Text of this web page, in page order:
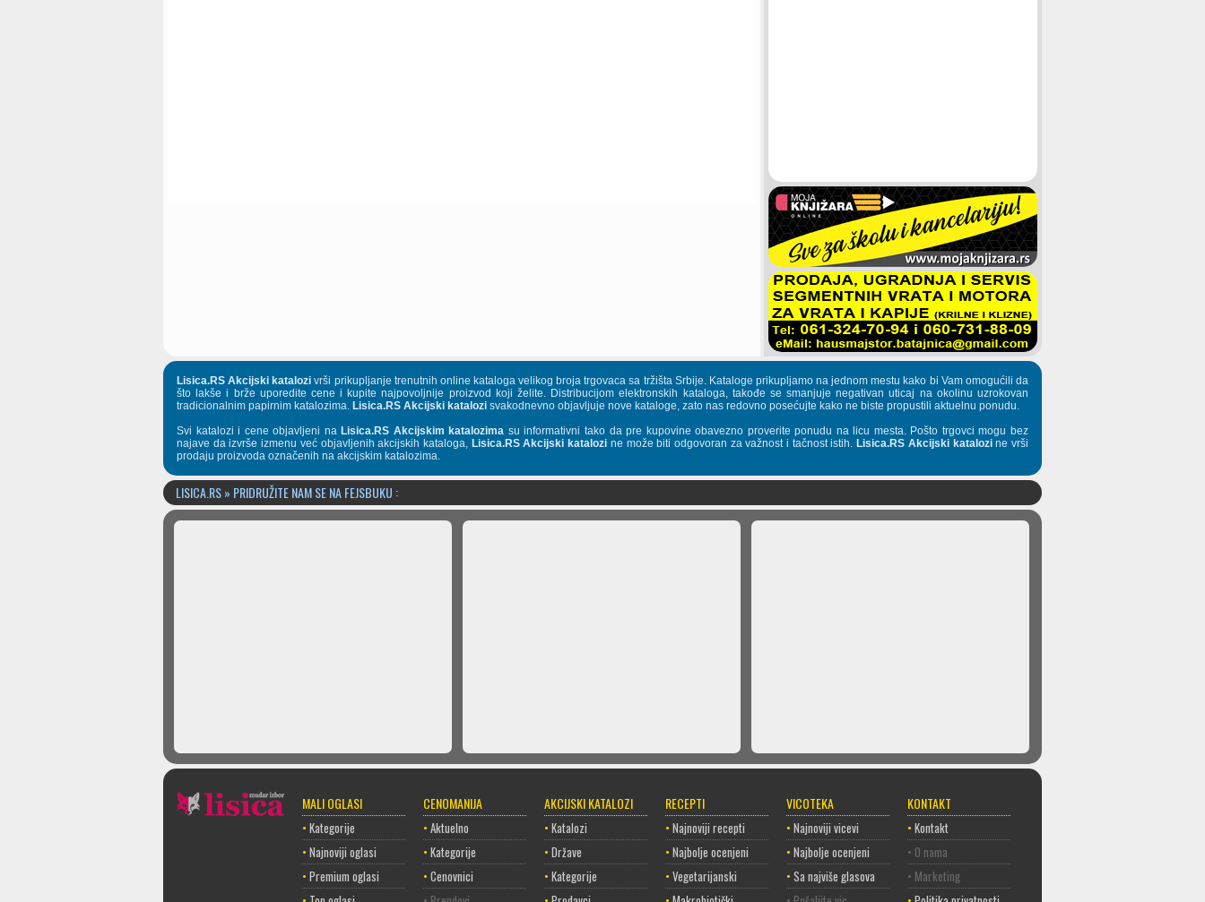
Lisica.RS Akcijski katalozi vrši prikupljanje trenutnih online kataloga velikog broja trgovaca sa tržišta Srbije. Kataloge prikupljamo na jednom mestu kako bi Vam omogućili da
što lakše i brže uporedite cene i kupite najpovoljnije proizvod koji želite. Distribucijom elektronskih kataloga, takođe se smanjuje negativan uticaj na okolinu uzrokovan
tradicionalnim papirnim katalozima. Lisica.RS Akcijski katalozi svakodnevno objavljuje nove kataloge, zato nas redovno posećujte kako ne biste propustili aktuelnu ponudu.
Svi katalozi i cene objavljeni na Lisica.RS Akcijskim katalozima su informativni tako da pre kupovine obavezno proverite ponudu na licu mesta. Pošto trgovci mogu bez
najave da izvrše izmenu već objavljenih akcijskih kataloga, Lisica.RS Akcijski katalozi ne može biti odgovoran za važnost i tačnost istih. Lisica.RS Akcijski katalozine vrši
prodaju proizvoda označenih na akcijskim katalozima.
LISICA.RS » PRIDRUŽITE NAM SE NA FEJSBUKU :
MALI OGLASI
• Kategorije
• Najnoviji oglasi
• Premium oglasi
CENOMANIJA
• Aktuelno
• Kategorije
• Cenovnici
AKCIJSKI KATALOZI
• Katalozi
• Države
• Kategorije
RECEPTI
• Najnoviji recepti
• Najbolje ocenjeni
• Vegetarijanski
VICOTEKA
• Najnoviji vicevi
• Najbolje ocenjeni
• Sa najviše glasova
KONTAKT
• Kontakt
• O nama
• Marketing